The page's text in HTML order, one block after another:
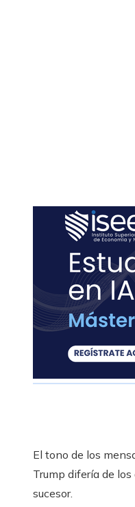
El tono de los
Trump difería de los
sucesor.